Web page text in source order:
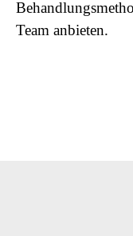
Team anbieten.